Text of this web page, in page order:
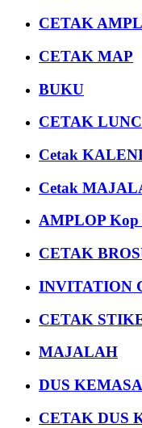
CETAK
CETAK MAP
BUKU
CETAK
Cetak
Cetak
AMPLOP Kop
CETAK
INVITATION
CETAK
MAJALAH
DUS
CETAK DUS